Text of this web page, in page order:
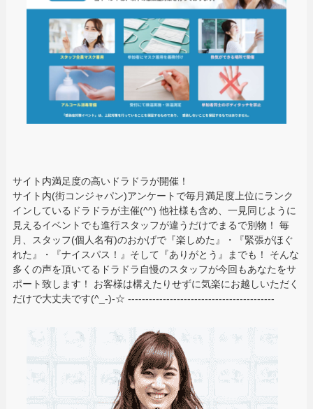
サイト内満足度の高いドラドラが開催！
サイト内(街コンジャパン)アンケートで毎月満足度上位にランク
インしているドラドラが主催(^^) 他社様も含め、一見同じように
見えるイベントでも進行スタッフが違うだけでまるで別物！ 毎
月、スタッフ(個人名有)のおかげで『楽しめた』・『緊張がほぐ
れた』・『ナイスパス！』そして『ありがとう』までも！ そんな
多くの声を頂いてるドラドラ自慢のスタッフが今回もあなたをサ
ポート致します！ お客様は構えたりせずに気楽にお越しいただく
だけで大丈夫です(^_-)-☆ ------------------------------------------